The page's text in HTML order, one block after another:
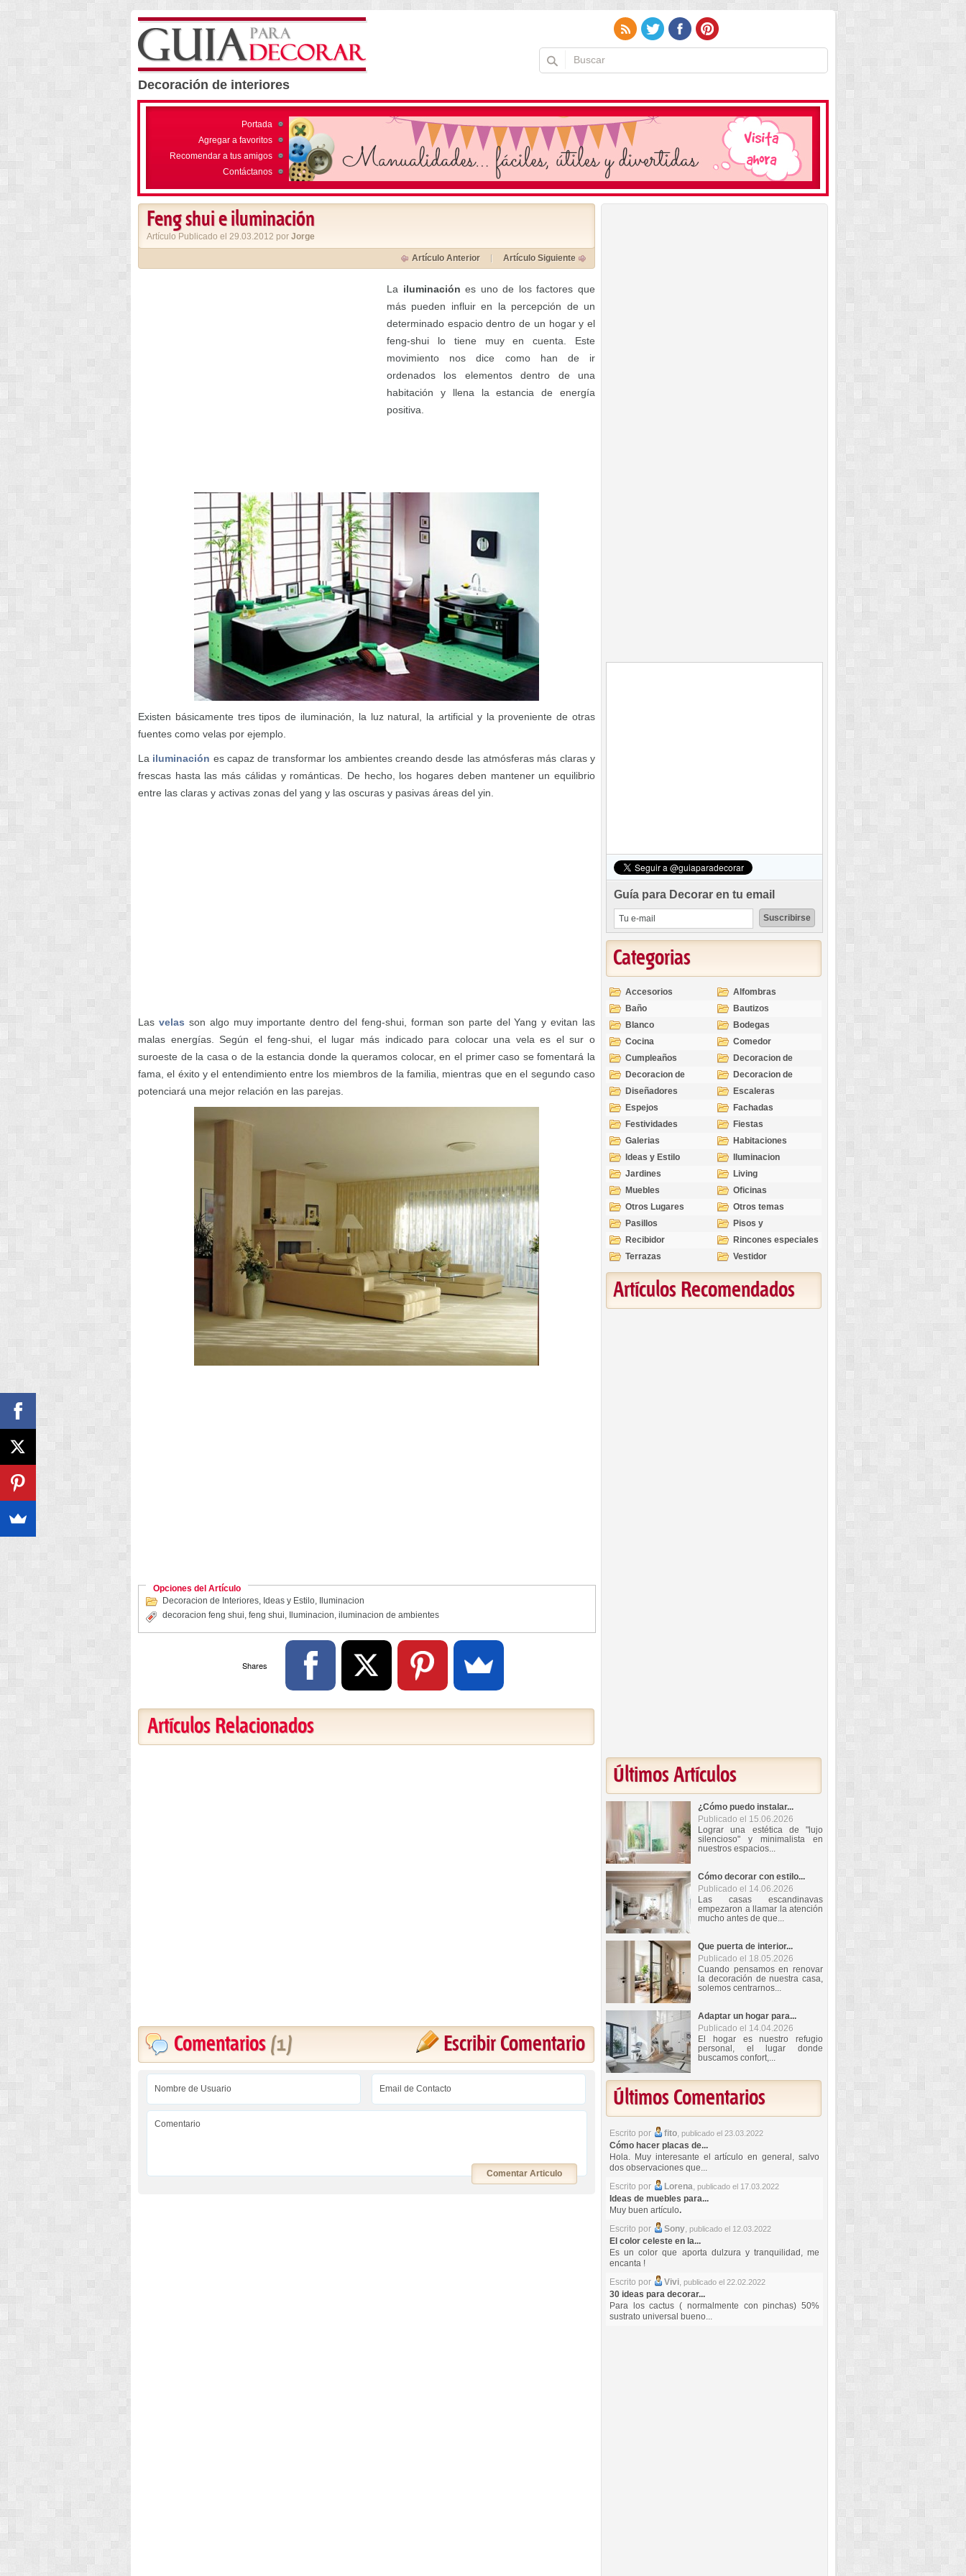
Decoración de interiores
Portada
Agregar a favoritos
Recomendar a tus amigos
Contáctanos
Feng shui e iluminación
Artículo Publicado el 29.03.2012 por Jorge
Artículo Anterior Artículo Siguiente
La iluminación es uno de los factores que
más pueden influir en la percepción de un
determinado espacio dentro de un hogar y el
feng-shui lo tiene muy en cuenta. Este
movimiento nos dice como han de ir
ordenados los elementos dentro de una
habitación y llena la estancia de energía
positiva.
Existen básicamente tres tipos de iluminación, la luz natural, la artificial y la proveniente de otras
fuentes como velas por ejemplo.
La iluminación es capaz de transformar los ambientes creando desde las atmósferas más claras y
frescas hasta las más cálidas y románticas. De hecho, los hogares deben mantener un equilibrio
entre las claras y activas zonas del yang y las oscuras y pasivas áreas del yin.
Las velas son algo muy importante dentro del feng-shui, forman son parte del Yang y evitan las
malas energías. Según el feng-shui, el lugar más indicado para colocar una vela es el sur o
suroeste de la casa o de la estancia donde la queramos colocar, en el primer caso se fomentará la
fama, el éxito y el entendimiento entre los miembros de la familia, mientras que en el segundo caso
potenciará una mejor relación en las parejas.
Opciones del Artículo
Decoracion de Interiores, Ideas y Estilo,
Iluminacion
decoracion feng shui, feng shui, Iluminacion, iluminacion de ambientes
Shares
Artículos Relacionados
Escribir Comentario
Comentarios (1)
Comentar Articulo
Guía para Decorar en tu email
Categorias
Accesorios
Alfombras
Baño
Bautizos
Blanco
Bodegas
Cocina
Comedor
Cumpleaños
Decoracion de
Exteriores
Decoracion de
Interiores
Decoracion de
Ocasiones
Diseñadores
Escaleras
Espejos
Fachadas
Festividades
Fiestas
Galerias
Habitaciones
Ideas y Estilo
Iluminacion
Jardines
Living
Muebles
Oficinas
Otros Lugares
Otros temas
Pasillos
Pisos y
revestimientos
Recibidor
Rincones especiales
Terrazas
Vestidor
Artículos Recomendados
Últimos Artículos
¿Cómo puedo instalar...
Publicado el 15.06.2026
Lograr una estética de "lujo
silencioso" y minimalista en
nuestros espacios...
Cómo decorar con estilo...
Publicado el 14.06.2026
Las casas escandinavas
empezaron a llamar la atención
mucho antes de que...
Que puerta de interior...
Publicado el 18.05.2026
Cuando pensamos en renovar
la decoración de nuestra casa,
solemos centrarnos...
Adaptar un hogar para...
Publicado el 14.04.2026
El hogar es nuestro refugio
personal, el lugar donde
buscamos confort,...
Últimos Comentarios
Escrito por fito, publicado el 23.03.2022
Cómo hacer placas de...
Hola. Muy interesante el artículo en general, salvo
dos observaciones que...
Escrito por
Lorena, publicado el 17.03.2022
Ideas de muebles para...
Muy buen artículo.
Escrito por
Sony, publicado el 12.03.2022
El color celeste en la...
Es un color que aporta dulzura y tranquilidad, me
encanta !
Escrito por
Vivi, publicado el 22.02.2022
30 ideas para decorar...
Para los cactus ( normalmente con pinchas) 50%
sustrato universal bueno...